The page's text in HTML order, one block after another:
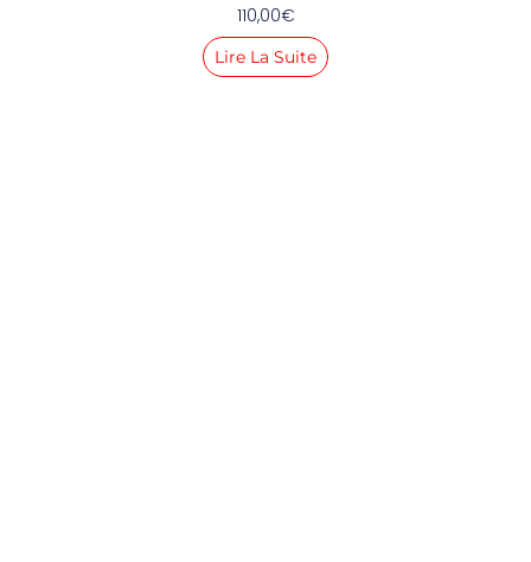
110,00€
Lire La Suite